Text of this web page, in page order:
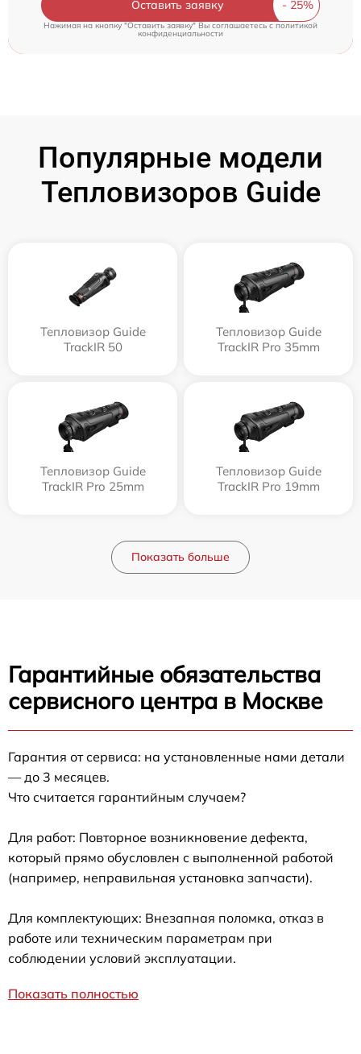
Оставить заявку
Нажимая на кнопку "Оставить заявку" Вы соглашаетесь cполитикой
конфиденциальности
Популярные модели
Тепловизоров Guide
Тепловизор Guide
TrackIR 50
Тепловизор Guide
TrackIR Pro 35mm
Тепловизор Guide
TrackIR Pro 25mm
Тепловизор Guide
TrackIR Pro 19mm
Показать больше
Гарантийные обязательства
сервисного центра в Москве
Гарантия от сервиса: на установленные нами детали
— до 3 месяцев.
Что считается гарантийным случаем?
Для работ: Повторное возникновение дефекта,
который прямо обусловлен с выполненной работой
(например, неправильная установка запчасти).
Для комплектующих: Внезапная поломка, отказ в
работе или техническим параметрам при
соблюдении условий эксплуатации.
Показать полностью